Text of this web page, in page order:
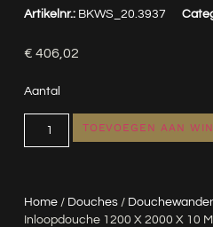
Home/ Douches/
Inloopdouche 1200 X 2000 X 10
Artikelnr.: BKWS_20.3937
€ 406,02
Aantal
TOEVOEGEN AAN